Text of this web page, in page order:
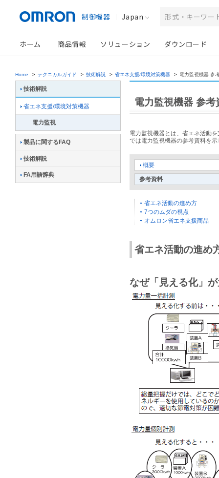
制御機器 Japan
ホーム 商品情報 ソリューション ダウンロード
Home > テクニカルガイド > 技術解説 > 省エネ支援/環境対策機器 > 電力監視機器 参
技術解説
省エネ支援/環境対策機器
電力監視
製品に関するFAQ
技術解説
FA用語辞典
電力監視機器 参考
電力監視機器とは、省エネ活動
では電力監視機器の参考資料を示
概要
参考資料
省エネ活動の進め方
7つのムダの視点
オムロン省エネ支援商品
省エネ活動の進め
なぜ「見える化」